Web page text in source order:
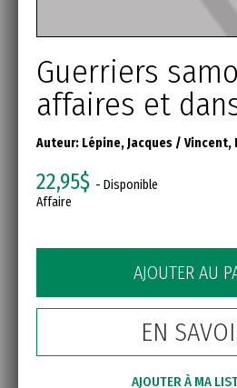
Guerriers
affaires et
Auteur: Lépine, Jacques / Vincent,
22,95$ - Disponible
Affaire
AJOUTER AU
EN
AJOUTER À MA